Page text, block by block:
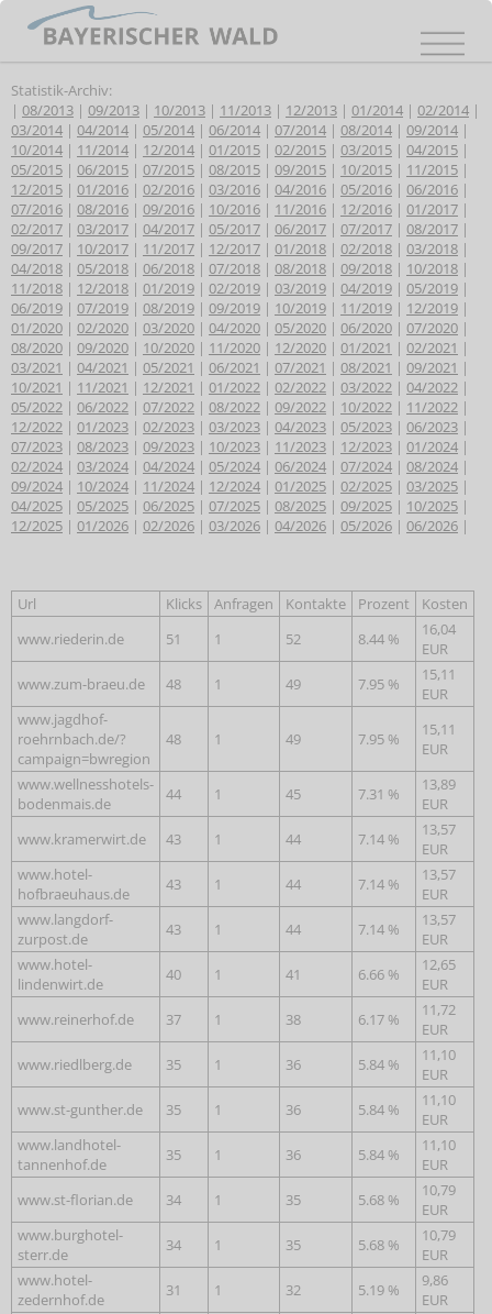
Statistik-Archiv:
| 08/2013 | 09/2013 | 10/2013 | 11/2013 | 12/2013 | 01/2014 | 02/2014 |
03/2014 | 04/2014 | 05/2014 | 06/2014 | 07/2014 | 08/2014 | 09/2014 |
10/2014 | 11/2014 | 12/2014 | 01/2015 | 02/2015 | 03/2015 | 04/2015 |
05/2015 | 06/2015 | 07/2015 | 08/2015 | 09/2015 | 10/2015 | 11/2015 |
12/2015 | 01/2016 | 02/2016 | 03/2016 | 04/2016 | 05/2016 | 06/2016 |
07/2016 | 08/2016 | 09/2016 | 10/2016 | 11/2016 | 12/2016 | 01/2017 |
02/2017 | 03/2017 | 04/2017 | 05/2017 | 06/2017 | 07/2017 | 08/2017 |
09/2017 | 10/2017 | 11/2017 | 12/2017 | 01/2018 | 02/2018 | 03/2018 |
04/2018 | 05/2018 | 06/2018 | 07/2018 | 08/2018 | 09/2018 | 10/2018 |
11/2018 | 12/2018 | 01/2019 | 02/2019 | 03/2019 | 04/2019 | 05/2019 |
06/2019 | 07/2019 | 08/2019 | 09/2019 | 10/2019 | 11/2019 | 12/2019 |
01/2020 | 02/2020 | 03/2020 | 04/2020 | 05/2020 | 06/2020 | 07/2020 |
08/2020 | 09/2020 | 10/2020 | 11/2020 | 12/2020 | 01/2021 | 02/2021 |
03/2021 | 04/2021 | 05/2021 | 06/2021 | 07/2021 | 08/2021 | 09/2021 |
10/2021 | 11/2021 | 12/2021 | 01/2022 | 02/2022 | 03/2022 | 04/2022 |
05/2022 | 06/2022 | 07/2022 | 08/2022 | 09/2022 | 10/2022 | 11/2022 |
12/2022 | 01/2023 | 02/2023 | 03/2023 | 04/2023 | 05/2023 | 06/2023 |
07/2023 | 08/2023 | 09/2023 | 10/2023 | 11/2023 | 12/2023 | 01/2024 |
02/2024 | 03/2024 | 04/2024 | 05/2024 | 06/2024 | 07/2024 | 08/2024 |
09/2024 | 10/2024 | 11/2024 | 12/2024 | 01/2025 | 02/2025 | 03/2025 |
04/2025 | 05/2025 | 06/2025 | 07/2025 | 08/2025 | 09/2025 | 10/2025 |
12/2025 | 01/2026 | 02/2026 | 03/2026 | 04/2026 | 05/2026 | 06/2026 |
Url Klicks Anfragen Kontakte Prozent
Kosten
www.riederin.de
51 1 52 8.44 %
16,04
EUR
www.zum-braeu.de
48 1 49 7.95 %
15,11
EUR
www.jagdhof-
roehrnbach.de/?
campaign=bwregion
48 1 49 7.95 %
15,11
EUR
www.wellnesshotels-
bodenmais.de
44 1 45 7.31 %
13,89
EUR
www.kramerwirt.de
43 1 44 7.14 %
13,57
EUR
www.hotel-
hofbraeuhaus.de
43 1 44 7.14 %
13,57
EUR
www.langdorf-
zurpost.de
43 1 44 7.14 %
13,57
EUR
www.hotel-
lindenwirt.de
40 1 41 6.66 %
12,65
EUR
www.reinerhof.de
37 1 38 6.17 %
11,72
EUR
www.riedlberg.de
35 1 36 5.84 %
11,10
EUR
www.st-gunther.de
35 1 36 5.84 %
11,10
EUR
www.landhotel-
tannenhof.de
35 1 36 5.84 %
11,10
EUR
www.st-florian.de
34 1 35 5.68 %
10,79
EUR
www.burghotel-
sterr.de
34 1 35 5.68 %
10,79
EUR
www.hotel-
zedernhof.de
31 1 32 5.19 %
9,86
EUR